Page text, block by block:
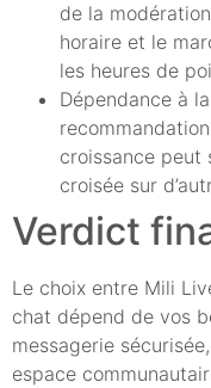
de la
horaire et le
les heures de
Dépendance à
croissance peut
croisée sur
Verdict
Le choix entre Mili
chat dépend de vos
messagerie
espace